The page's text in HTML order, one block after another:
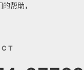
帮助，